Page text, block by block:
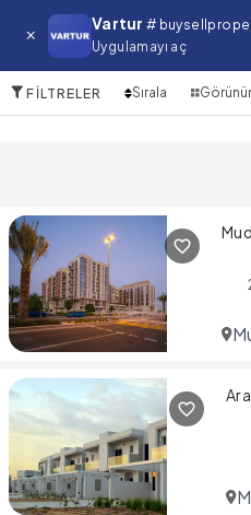
Vartur #
Uygulamayı aç
Mudon
FILTRELER Sırala